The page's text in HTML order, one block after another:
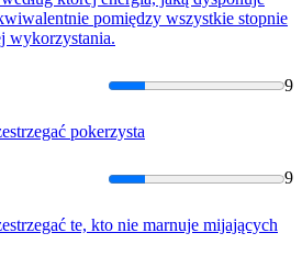
pomiędzy wszystkie stopnie
wykorzystania.
9
pokerzysta
9
te, kto nie marnuje mijających